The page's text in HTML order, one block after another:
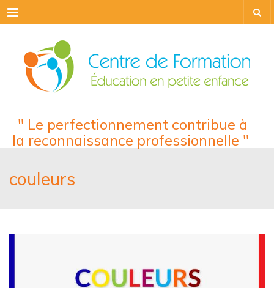
Menu
" Le perfectionnement contribue à
la reconnaissance professionnelle "
couleurs